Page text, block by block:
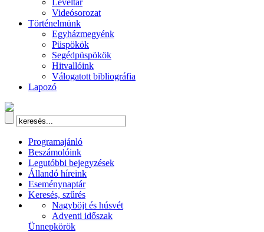
Levéltár
Videósorozat
Történelmünk
Egyházmegyénk
Püspökök
Segédpüspökök
Hitvallóink
Válogatott bibliográfia
Lapozó
Programajánló
Beszámolóink
Legutóbbi bejegyzések
Állandó híreink
Eseménynaptár
Keresés, szűrés
Nagyböjt és húsvét
Adventi időszak
Ünnepkörök